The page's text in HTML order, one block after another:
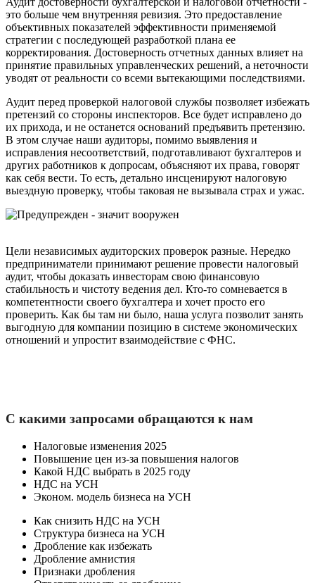
это больше чем внутренняя ревизия. Это предоставление
объективных показателей эффективности применяемой
стратегии с последующей разработкой плана ее
корректирования. Достоверность отчетных данных влияет на
принятие правильных управленческих решений, а неточности
уводят от реальности со всеми вытекающими последствиями.
Аудит перед проверкой налоговой службы позволяет избежать
претензий со стороны инспекторов. Все будет исправлено до
их прихода, и не останется оснований предъявить претензию.
В этом случае наши аудиторы, помимо выявления и
исправления несоответствий, подготавливают бухгалтеров и
других работников к допросам, объясняют их права, говорят
как себя вести. То есть, детально инсценируют налоговую
выездную проверку, чтобы таковая не вызывала страх и ужас.
Цели независимых аудиторских проверок разные. Нередко
предприниматели принимают решение провести налоговый
аудит, чтобы доказать инвесторам свою финансовую
стабильность и чистоту ведения дел. Кто-то сомневается в
компетентности своего бухгалтера и хочет просто его
проверить. Как бы там ни было, наша услуга позволит занять
выгодную для компании позицию в системе экономических
отношений и упростит взаимодействие с ФНС.
С какими запросами обращаются к нам
Налоговые изменения 2025
Повышение цен из-за повышения налогов
Какой НДС выбрать в 2025 году
НДС на УСН
Эконом. модель бизнеса на УСН
Как снизить НДС на УСН
Структура бизнеса на УСН
Дробление как избежать
Дробление амнистия
Признаки дробления